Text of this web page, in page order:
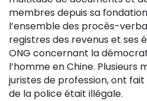
membres depuis sa fondation
l’ensemble des procès-
registres des revenus et ses
ONG concernant la
l’homme en Chine. Plusieurs
juristes de profession, ont
de la police était illégale.